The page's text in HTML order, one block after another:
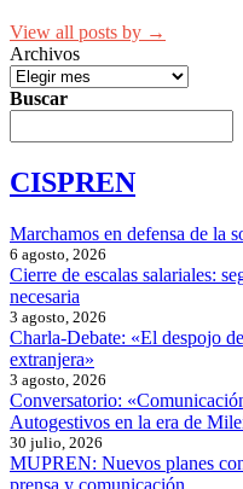
View all posts by →
Archivos
Buscar
CISPREN
Marchamos en defensa de la
6 agosto, 2026
Cierre de escalas salariales:
necesaria
3 agosto, 2026
Charla-Debate: «El despojo
extranjera»
3 agosto, 2026
Conversatorio:
Autogestivos en la era de
30 julio, 2026
MUPREN: Nuevos planes
prensa y comunicación